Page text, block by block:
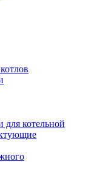
котельной